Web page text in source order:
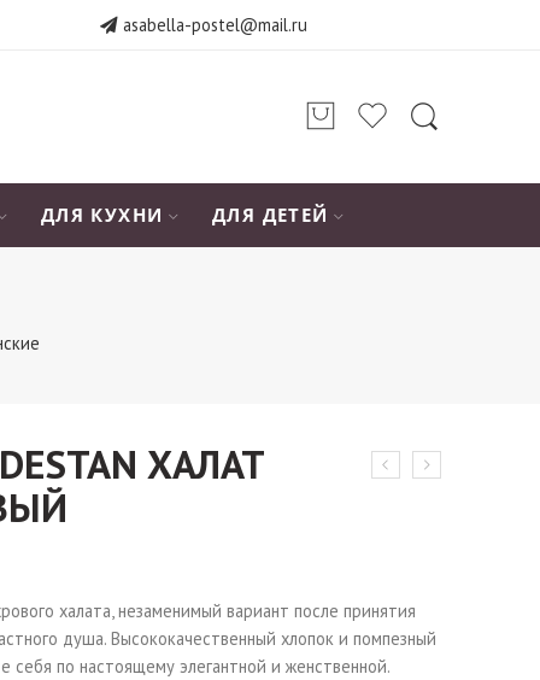
asabella-postel@mail.ru
ДЛЯ КУХНИ ДЛЯ ДЕТЕЙ
ХАЛАТ
халата, незаменимый вариант после принятия
душа. Высококачественный хлопок и помпезный
себя по настоящему элегантной и женственной.